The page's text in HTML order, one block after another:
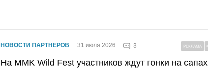
НОВОСТИ ПАРТНЕРОВ 31 июля 2026 3 РЕКЛАМА
На MMK Wild Fest участников ждут гонки на сапах